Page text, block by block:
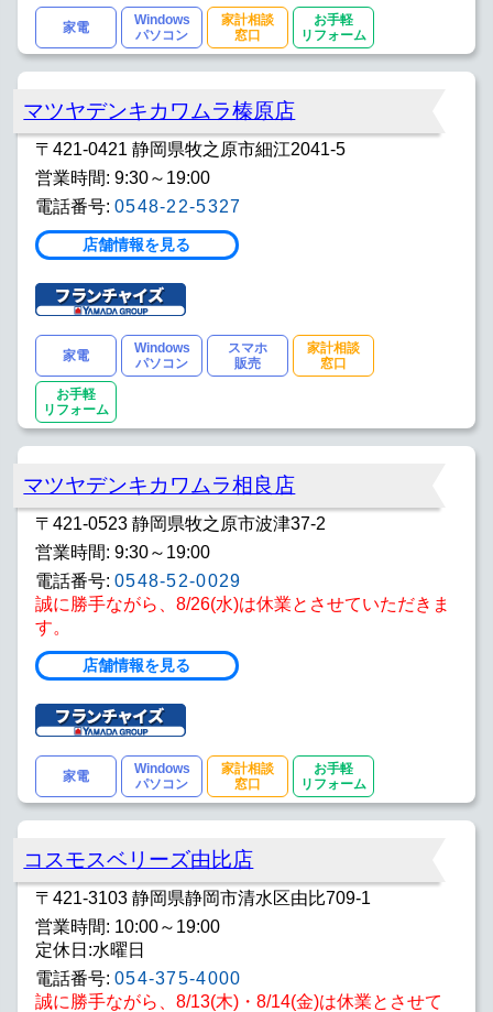
家電
Windows
パソコン
家計相談
窓口
お手軽
リフォーム
マツヤデンキカワムラ榛原店
〒421-0421 静岡県牧之原市細江2041-5
営業時間: 9:30～19:00
電話番号: 0548-22-5327
店舗情報を見る
家電
Windows
パソコン
スマホ
販売
家計相談
窓口
お手軽
リフォーム
マツヤデンキカワムラ相良店
〒421-0523 静岡県牧之原市波津37-2
営業時間: 9:30～19:00
電話番号: 0548-52-0029
誠に勝手ながら、8/26(水)は休業とさせていただきま
す。
店舗情報を見る
家電
Windows
パソコン
家計相談
窓口
お手軽
リフォーム
コスモスベリーズ由比店
〒421-3103 静岡県静岡市清水区由比709-1
営業時間: 10:00～19:00
定休日:水曜日
電話番号: 054-375-4000
誠に勝手ながら、8/13(木)・8/14(金)は休業とさせて